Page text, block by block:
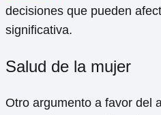
decisiones que pueden
significativa.
Salud de la mujer
Otro argumento a favor del